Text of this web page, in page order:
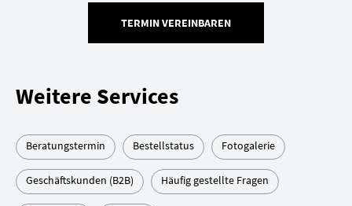
TERMIN VEREINBAREN
Weitere Services
Beratungstermin Bestellstatus Fotogalerie
Geschäftskunden (B2B) Häufig gestellte Fragen